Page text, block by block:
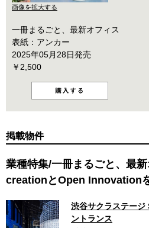
画像を拡大する
一冊まるごと、最新オフィス
表紙：アンカー
2025年05月28日発売
￥2,500
掲載物件
業種特集/一冊まるごと、最
creationとOpen Innovation
渋谷サクラステージ
ントランス